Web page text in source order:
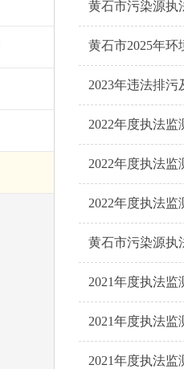
黄石市污染源执
黄石市2025年
2023年违法排
2022年度执法监
2022年度执法监
2022年度执法监
黄石市污染源执
2021年度执法监
2021年度执法监
2021年度执法监